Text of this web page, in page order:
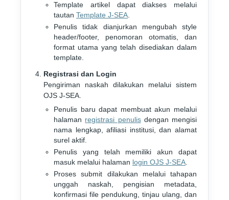
Template artikel dapat diakses melalui
tautan Template J-SEA.
Penulis tidak dianjurkan mengubah style
header/footer, penomoran otomatis, dan
format utama yang telah disediakan dalam
template.
Registrasi dan Login
Pengiriman naskah dilakukan melalui sistem
OJS J-SEA.
Penulis baru dapat membuat akun melalui
halaman registrasi penulisdengan mengisi
nama lengkap, afiliasi institusi, dan alamat
surel aktif.
Penulis yang telah memiliki akun dapat
masuk melalui halaman login OJS J-SEA.
Proses submit dilakukan melalui tahapan
unggah naskah, pengisian metadata,
konfirmasi file pendukung, tinjau ulang, dan